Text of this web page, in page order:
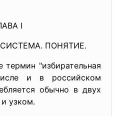
I
ПОНЯТИЕ.
термин "избирательная
и в российском
обычно в двух
узком.